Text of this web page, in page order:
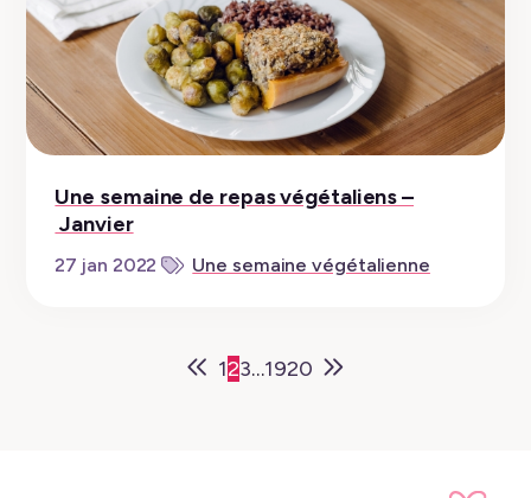
Une semaine de repas végétaliens –
Janvier
27 jan 2022 Une semaine végétalienne
Newer
123…1920
Older